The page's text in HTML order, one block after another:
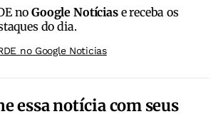
noGoogle Notíciase receba os
do dia.
no Google Noticias
essa notícia com seus